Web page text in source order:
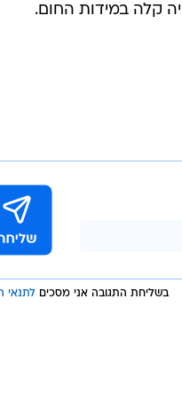
קלה במידות החום.
בשליחת התגובה אני מסכים לתנאי